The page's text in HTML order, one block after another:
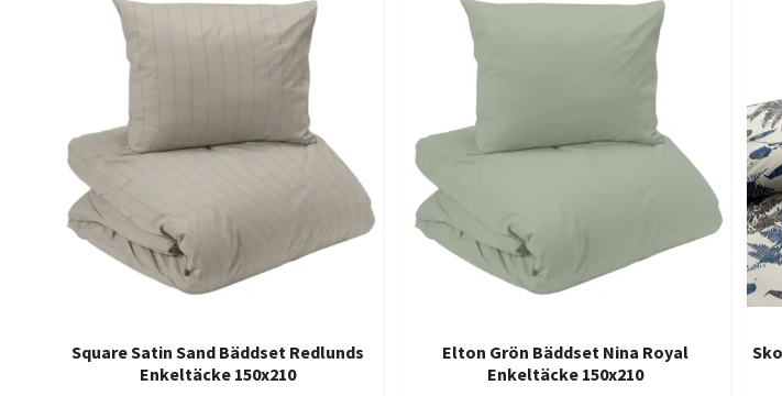
Square Satin Sand Bäddset Redlunds
Enkeltäcke 150x210
Elton Grön Bäddset Nina Royal
Enkeltäcke 150x210